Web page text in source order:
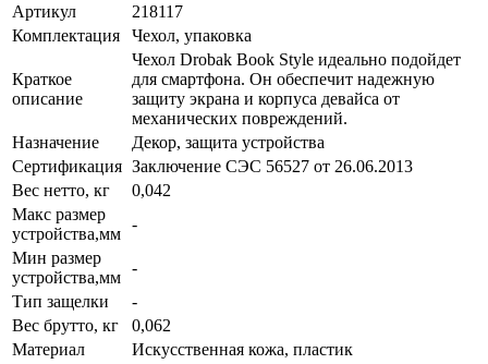
Артикул
218117
Комплектация
Чехол, упаковка
Краткое
описание
Чехол Drobak Book Style идеально подойдет
для смартфона. Он обеспечит надежную
защиту экрана и корпуса девайса от
механических повреждений.
Назначение
Декор, защита устройства
Сертификация Заключение СЭС 56527 от 26.06.2013
Вес нетто, кг
0,042
Макс размер
устройства,мм
-
Мин размер
устройства,мм
-
Тип защелки
-
Вес брутто, кг
0,062
Материал
Искусственная кожа, пластик